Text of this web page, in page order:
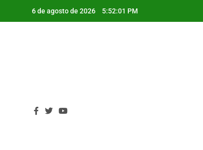
6 de agosto de 2026 5:52:03 PM